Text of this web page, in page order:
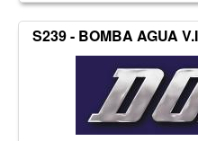
S239 - BOMBA AGUA